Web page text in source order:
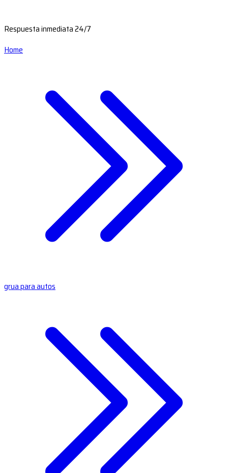
Respuesta inmediata 24/7
Home
grua para autos